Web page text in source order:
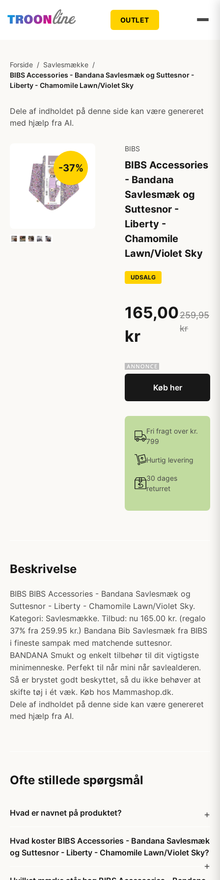
OUTLET
Forside / Savlesmække /
BIBS Accessories - Bandana Savlesmæk og Suttesnor -
Liberty - Chamomile Lawn/Violet Sky
Dele af indholdet på denne side kan være genereret
med hjælp fra AI.
-37%
BIBS
BIBS Accessories
- Bandana
Savlesmæk og
Suttesnor -
Liberty -
Chamomile
Lawn/Violet Sky
UDSALG
165,00
kr
259,95
kr
Køb her
Fri fragt over kr.
799
Hurtig levering
30 dages
returret
Beskrivelse
BIBS BIBS Accessories - Bandana Savlesmæk og
Suttesnor - Liberty - Chamomile Lawn/Violet Sky.
Kategori: Savlesmække. Tilbud: nu 165.00 kr. (regalo
37% fra 259.95 kr.) Bandana Bib Savlesmæk fra BIBS
i fineste sampak med matchende suttesnor.
BANDANA Smukt og enkelt tilbehør til dit vigtigste
minimenneske. Perfekt til når mini når savlealderen.
Så er brystet godt beskyttet, så du ikke behøver at
skifte tøj i ét væk. Køb hos Mammashop.dk.
Dele af indholdet på denne side kan være genereret
med hjælp fra AI.
Ofte stillede spørgsmål
Hvad er navnet på produktet?
Hvad koster BIBS Accessories - Bandana Savlesmæk
og Suttesnor - Liberty - Chamomile Lawn/Violet Sky?